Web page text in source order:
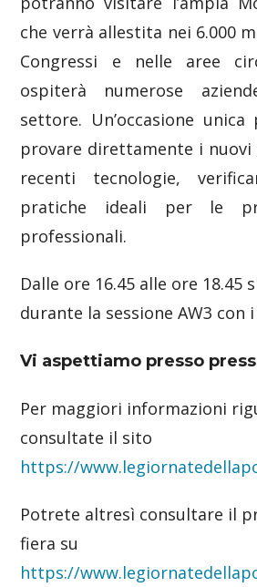
che verrà allestita nei 6.000
Congressi e nelle aree
ospiterà numerose
settore. Un’occasione
provare direttamente i
recenti tecnologie,
pratiche ideali per le
professionali.
Dalle ore 16.45 alle ore 18.45
durante la sessione AW3
Vi aspettiamo presso
Per maggiori informazioni
consultate il sito
https://
Potrete altresì consultare il
fiera su
https://